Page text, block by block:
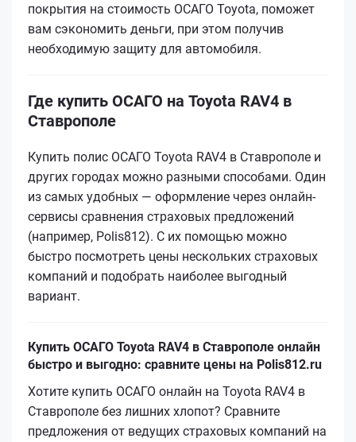
покрытия на стоимость ОСАГО Toyota, поможет
вам сэкономить деньги, при этом получив
необходимую защиту для автомобиля.
Где купить ОСАГО на Toyota RAV4 в
Ставрополе
Купить полис ОСАГО Toyota RAV4 в Ставрополе и
других городах можно разными способами. Один
из самых удобных — оформление через онлайн-
сервисы сравнения страховых предложений
(например, Polis812). С их помощью можно
быстро посмотреть цены нескольких страховых
компаний и подобрать наиболее выгодный
вариант.
Купить ОСАГО Toyota RAV4 в Ставрополе онлайн
быстро и выгодно: сравните цены на Polis812.ru
Хотите купить ОСАГО онлайн на Toyota RAV4 в
Ставрополе без лишних хлопот? Сравните
предложения от ведущих страховых компаний на